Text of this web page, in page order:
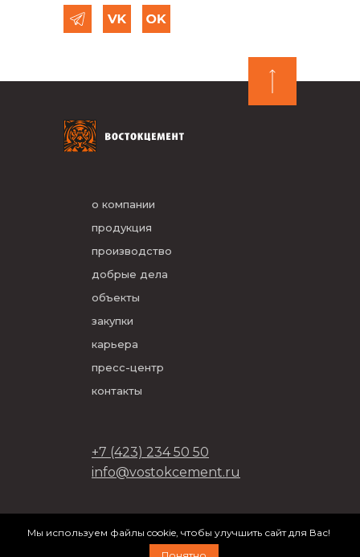
о компании
продукция
производство
добрые дела
объекты
закупки
карьера
пресс-центр
контакты
+7 (423) 234 50 50
info@vostokcement.ru
разработано вDVIGA
Мы используем файлы cookie, чтобы улучшить сайт для Вас!